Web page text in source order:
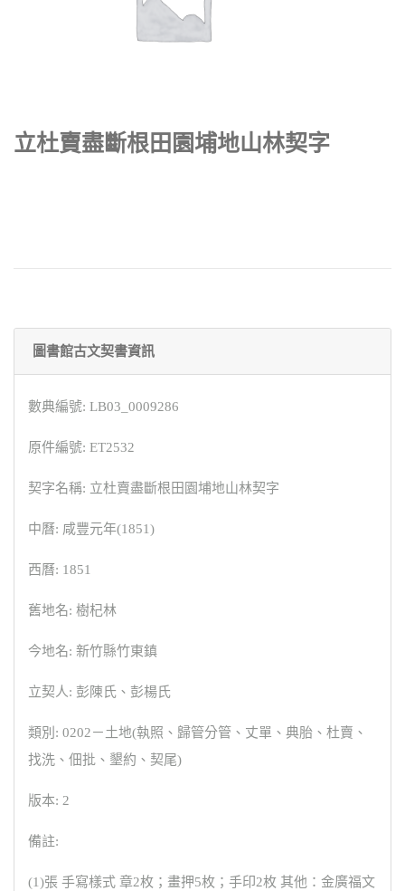
立杜賣盡斷根田園埔地山林契字
圖書館古文契書資訊
數典編號: LB03_0009286
原件編號: ET2532
契字名稱: 立杜賣盡斷根田園埔地山林契字
中曆: 咸豐元年(1851)
西曆: 1851
舊地名: 樹杞林
今地名: 新竹縣竹東鎮
立契人: 彭陳氏、彭楊氏
類別: 0202－土地(執照、歸管分管、丈單、典胎、杜賣、
找洗、佃批、墾約、契尾)
版本: 2
備註:
(1)張 手寫樣式 章2枚；畫押5枚；手印2枚 其他：金廣福文